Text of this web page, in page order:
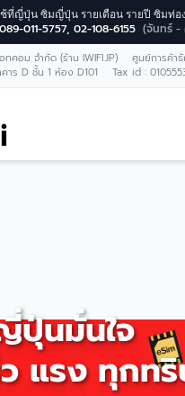
ช้ที่ญี่ปุ่น ซิมญี่ปุ่น รายเดือน รายปี ซิมท่อ
011-5757, 02-108-6155 (จันทร์ -
ทคอม จำกัด (ร้าน IWIFI.JP) ศูนย์การค้
คาร D ชั้น 1 ห้อง D101 Tax id :
ปุ่นมั่นใจ
ว แรง ทุกท